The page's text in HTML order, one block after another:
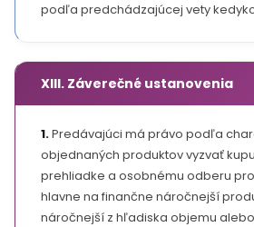
podľa predchádzajúcej vety
XIII. Záverečné ustanovenia
1.Predávajúci má právo podľa
objednaných produktov vyzvať
prehliadke a osobnému odberu
hlavne na finančne náročnejší
náročnejší z hľadiska objemu